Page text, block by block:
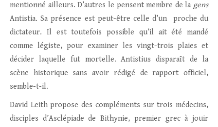
mentionné ailleurs. D’autres le pensent membre de la gens
Antistia. Sa présence est peut-être celle d’un proche du
dictateur. Il est toutefois possible qu’il ait été mandé
comme légiste, pour examiner les vingt-trois plaies et
décider laquelle fut mortelle. Antistius disparaît de la
scène historique sans avoir rédigé de rapport officiel,
semble-t-il.
David Leith propose des compléments sur trois médecins,
disciples d’Asclépiade de Bithynie, premier grec à jouir